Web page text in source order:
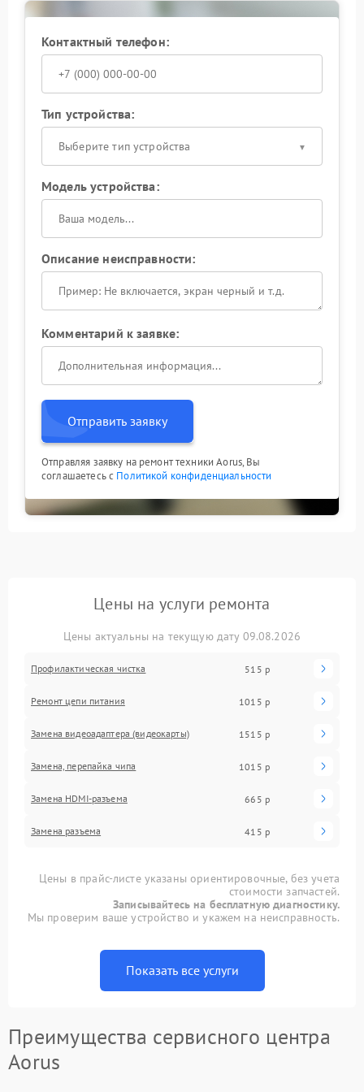
Контактный телефон:
Тип устройства:
Выберите тип устройства
Модель устройства:
Описание неисправности:
Комментарий к заявке:
Отправить заявку
Отправляя заявку на ремонт техники Aorus, Вы
соглашаетесь с Политикой конфиденциальности
Цены на услуги ремонта
Цены актуальны на текущую дату 09.08.2026
Профилактическая чистка 515 р
Ремонт цепи питания 1015 р
Замена видеоадаптера (видеокарты) 1515 р
Замена, перепайка чипа 1015 р
Замена HDMI-разъема 665 р
Замена разъема 415 р
Цены в прайс-листе указаны ориентировочные, без учета
стоимости запчастей.
Записывайтесь на бесплатную диагностику.
Мы проверим ваше устройство и укажем на неисправность.
Показать все услуги
Преимущества сервисного центра
Aorus